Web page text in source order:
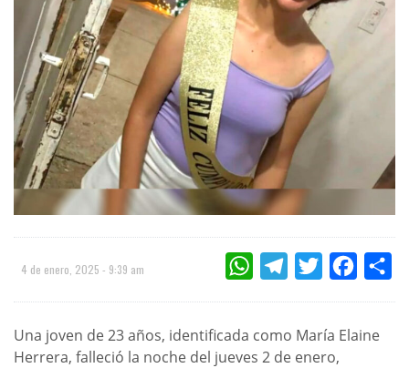
4 de enero, 2025 - 9:39 am WHATSAPPTELEGRAMTWITTER
Una joven de 23 años, identificada como María Elaine
Herrera, falleció la noche del jueves 2 de enero,